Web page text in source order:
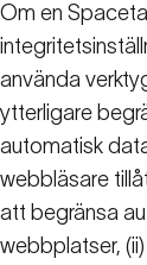
Om en
använda
ytterligare
automatisk
webbläsare
att begränsa
webbplatser,